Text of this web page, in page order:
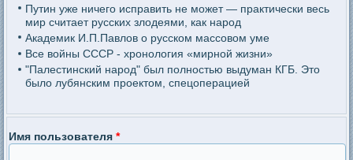
Путин уже ничего исправить не может — практически весь
мир считает русских злодеями, как народ
Академик И.П.Павлов о русском массовом уме
Все войны СССР - хронология «мирной жизни»
"Палестинский народ" был полностью выдуман КГБ. Это
было лубянским проектом, спецоперацией
Имя пользователя*